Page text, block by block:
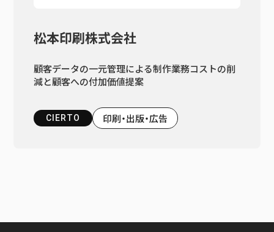
松本印刷株式会社
顧客データの一元管理による制作業務コストの削
減と顧客への付加価値提案
CIERTO 印刷・出版・広告